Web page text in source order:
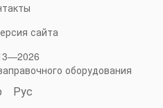
сайта
оборудования
Рус